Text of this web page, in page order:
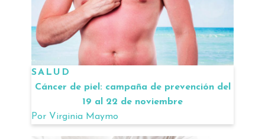
SALUD
Cáncer de piel: campaña de prevención del
19 al 22 de noviembre
Por Virginia Maymo